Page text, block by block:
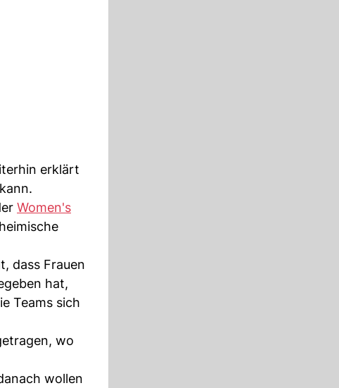
erklärt
Women's
dass Frauen
hat,
Teams sich
wo
wollen